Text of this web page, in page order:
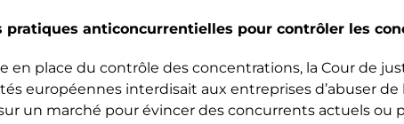
pratiques anticoncurrentielles pour contrôler les
en place du contrôle des concentrations, la Cour de
européennes interdisait aux entreprises d’abuser de
un marché pour évincer des concurrents actuels ou